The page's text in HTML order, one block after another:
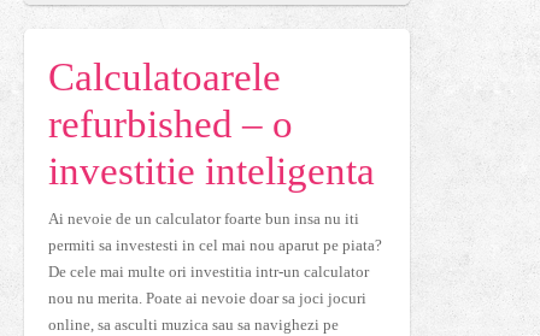
Calculatoarele
refurbished – o
investitie inteligenta
Ai nevoie de un calculator foarte bun insa nu iti
permiti sa investesti in cel mai nou aparut pe piata?
De cele mai multe ori investitia intr-un calculator
nou nu merita. Poate ai nevoie doar sa joci jocuri
online, sa asculti muzica sau sa navighezi pe